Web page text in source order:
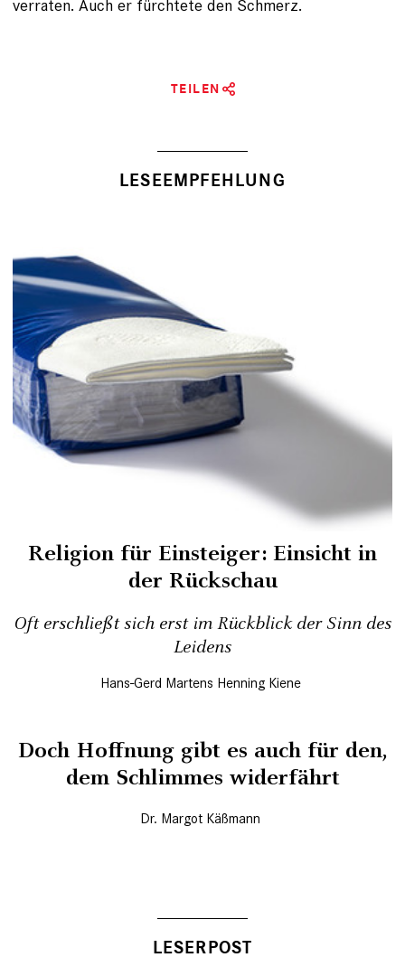
ver­raten. Auch er fürchtete den Schmerz.
TEILEN
LESEEMPFEHLUNG
Religion für Einsteiger: Einsicht in
der Rückschau
Oft erschließt sich erst im Rückblick der Sinn des
Leidens
Hans-Gerd Martens Henning Kiene
Doch Hoffnung gibt es auch für den,
dem Schlimmes widerfährt
Dr. Margot Käßmann